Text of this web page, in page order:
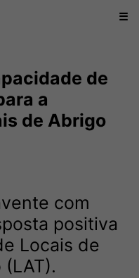
☰
de
a
de Abrigo
com
positiva
Locais de